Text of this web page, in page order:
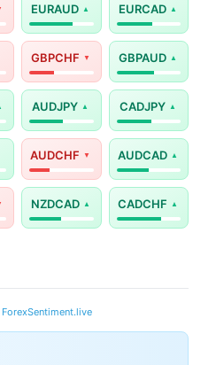
EURAUD EURCAD
GBPCHF GBPAUD
AUDJPY CADJPY
AUDCHF AUDCAD
NZDCAD CADCHF
ForexSentiment.live